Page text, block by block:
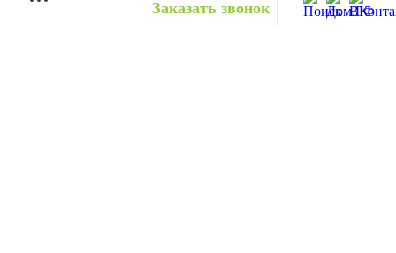
Заказать звонок